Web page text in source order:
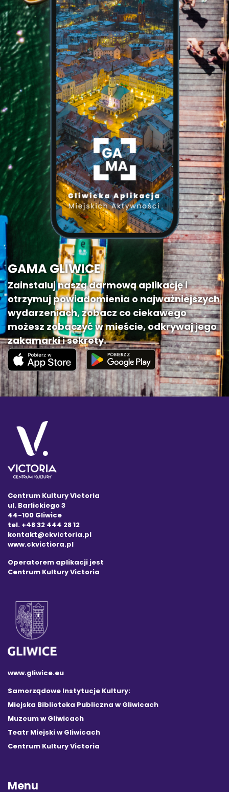
GAMA GLIWICE
Zainstaluj naszą darmową aplikację i
otrzymuj powiadomienia o najważniejszych
wydarzeniach, zobacz co ciekawego
możesz zobaczyć w mieście, odkrywaj jego
zakamarki i sekrety.
Centrum Kultury Victoria
ul. Barlickiego 3
44-100 Gliwice
tel. +48 32 444 28 12
kontakt@ckvictoria.pl
www.ckvictiora.pl
Operatorem aplikacji jest
Centrum Kultury Victoria
www.gliwice.eu
Samorządowe Instytucje Kultury:
Miejska Biblioteka Publiczna w Gliwicach
Muzeum w Gliwicach
Teatr Miejski w Gliwicach
Centrum Kultury Victoria
Menu